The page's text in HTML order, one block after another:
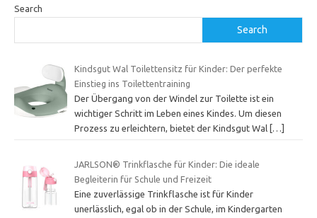
Search
Search
Kindsgut Wal Toilettensitz für Kinder: Der perfekte
Einstieg ins Toilettentraining
Der Übergang von der Windel zur Toilette ist ein
wichtiger Schritt im Leben eines Kindes. Um diesen
Prozess zu erleichtern, bietet der Kindsgut Wal […]
JARLSON® Trinkflasche für Kinder: Die ideale
Begleiterin für Schule und Freizeit
Eine zuverlässige Trinkflasche ist für Kinder
unerlässlich, egal ob in der Schule, im Kindergarten